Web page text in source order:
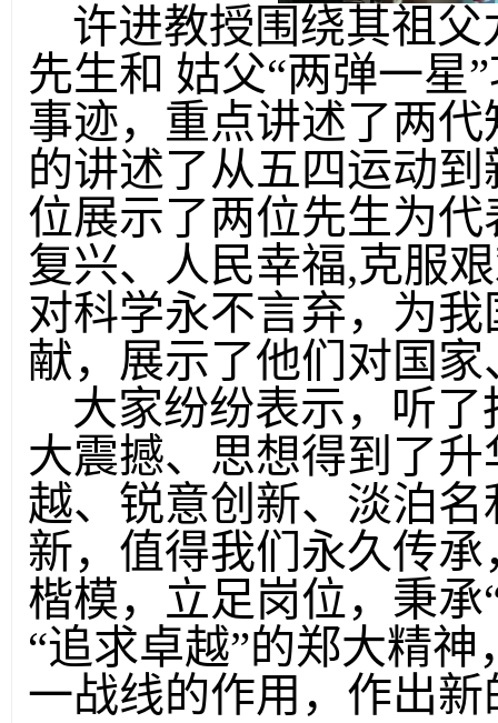
许进教授围绕其祖
先生和 姑父“两弹一星
事迹，重点讲述了两
的讲述了从五四运动
位展示了两位先生为
复兴、人民幸福,克服
对科学永不言弃，为
献，展示了他们对国
大家纷纷表示，听了
大震撼、思想得到了
越、锐意创新、淡泊
新，值得我们永久传
楷模，立足岗位， 秉承
“追求卓越”的郑大精神
一战线的作用，作出